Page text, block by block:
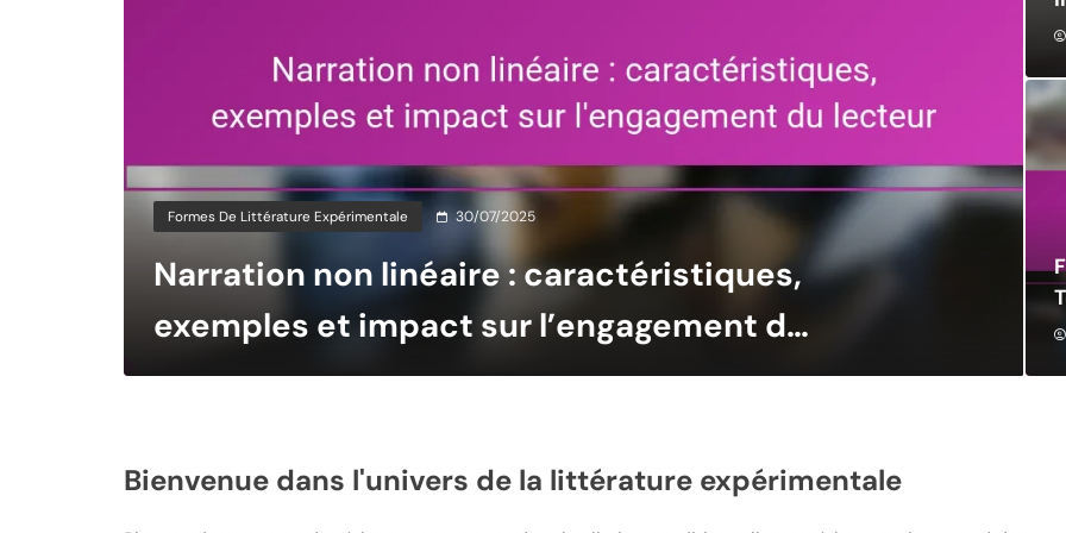
Formes De Littérature Expérimentale 30/07/2025
Narration non linéaire : caractéristiques,
exemples et impact sur l’engagement du
lecteur
Bienvenue dans l'univers de la littérature expérimentale